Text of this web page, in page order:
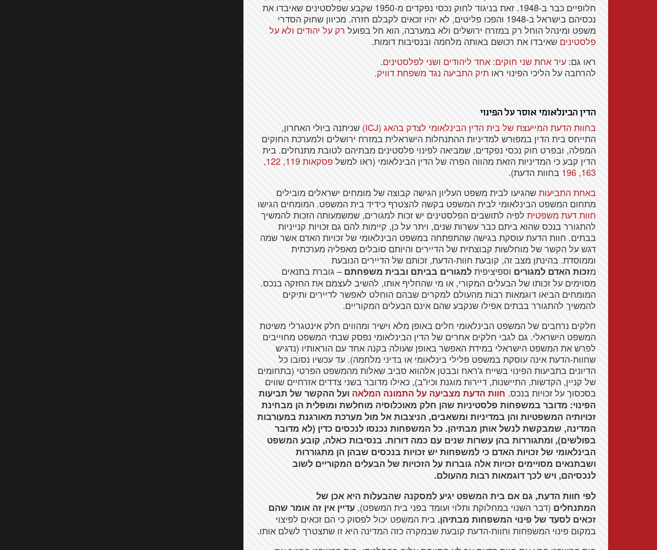
חלופיים כבר ב-1948. זאת בניגוד לחוק נכסי נפקדים מ-1950 שקבע שפלסטינים שאיבדו את
נכסיהם בישראל ב-1948 והפכו פליטים, לא יהיו זכאים לקבלם חזרה. מכיוון שחוק הסדרי
משפט ומינהל הוחל רק במזרח ירושלים ולא במערבה, הוא חל בפועל רק על יהודים ולא על
פלסטינים שאיבדו את רכושם באותה מלחמה ובנסיבות דומות.
ראו גם: עיר אחת שני חוקים: אחד ליהודים ושני לפלסטינים.
להרחבה על הליכי הפינוי ראו תיק התביעה נגד משפחת דוויק.
הדין הבינלאומי אוסר על הפינוי
בחוות הדעת המייעצת של בית הדין הבינלאומי לצדק בהאג (ICJ)
שניתנה ביולי האחרון,
התייחס בית הדין במפורש למדיניות ההתנחלות הישראלית במזרח ירושלים ולמערכת החוקים
המפלה, ובפרט חוק נכסי נפקדים, שמביאה לפינוי פלסטינים מבתיהם לטובת מתנחלים. בית
הדין קבע כי המדיניות הזאת מהווה הפרה של הדין הבינלאומי (ראו למשל
פסקאות 119, 122,
163, 196
בחוות הדעת).
באחת התביעותשהגיעו לבית משפט העליון הגישה קבוצה של מומחים ישראלים מובילים
מתחום המשפט הבינלאומי לבית המשפט בקשה להצטרף כידיד בית המשפט. המומחים הגישו
חוות דעת משפטית לפיה לתושבים הפלסטינים יש זכות למגורים, שמשמעותה הזכות להמשיך
להתגורר בנכס שהוא ביתם כבר עשרות שנים, ויתר על כן, קיימות להם גם זכויות קנייניות
בבתים. חוות הדעת עוסקת בגישה שהתפתחה במשפט הבינלאומי של זכויות האדם אשר שמה
דגש על הקשר של מוחלשות קבוצתית של הדיירים והיותם סובלים מאפליה מערכתית
וממוסדת. בהינתן מצב זה, קובעת חוות-הדעת, זכותם של הדיירים הנובעת
מזכות האדם למגורים וספיציפיתלמגורים בביתם ובבית משפחתם – גוברת בתנאים
מסוימים על זכותו של הבעלים המקורי, או מי שהחליף אותו, להשיב לעצמם את החזקה בנכס.
המומחים הביאו דוגמאות רבות מהעולם למקרים שבהם הוחלט לאפשר לדיירים ותיקים
להמשיך להתגורר בבתים אפילו שנקבע שהם אינם הבעלים המקוריים.
חלקים נרחבים של המשפט הבינלאומי חלים באופן מלא וישיר ומהווים חלק אינטגרלי משיטת
המשפט הישראלי. גם לגבי חלקים אחרים של הדין הבינלאומי נפסק שבתי המשפט מחוייבים
לפרש את המשפט הישראלי במידת האפשר באופן שעולה בקנה אחד עם הוראותיו (נדגיש
שחוות-הדעת אינה עוסקת במשפט פלילי בינלאומי או בדיני מלחמה). עד עכשיו נסובו כל
הדיונים בתביעות הפינוי בשייח ג'ראח ובבטן אלהווא סביב שאלות מהמשפט הפרטי (בתחומים
של קניין, הקדשות, התיישנות, דיירות מוגנת וכיו"ב), כאילו מדובר בשני צדדים אזרחיים שווים
בסכסוך על זכויות בנכס. חוות הדעת מצביעה על התמונה המלאה ועל ההקשר של תביעות
הפינוי: מדובר במשפחות פלסטיניות שהן חלק מאוכלוסיה מוחלשת ומופלית הן מבחינת
זכויותיה המשפטיות והן במדיניות ומשאבים, הניצבות אל מול מערכת מאורגנת במעורבות
המדינה, שמבקשת לנשל אותן מבתיהן. כל המשפחות נכנסו לנכסים כדין (לא מדובר
בפולשים), ומתגוררות בהן עשרות שנים עם כמה דורות. בנסיבות כאלה, קובע המשפט
הבינלאומי של זכויות האדם כי למשפחות יש זכויות בנכסים שבהן הן מתגוררות
ושבתנאים מסויימים זכויות אלה גוברות על הזכויות של הבעלים המקוריים לשוב
לנכסיהם, ויש לכך דוגמאות רבות מהעולם.
לפי חוות הדעת, גם אם בית המשפט יגיע למסקנה שהבעלות היא אכן של
המתנחלים (דבר השנוי במחלוקת ותלוי ועומד בפני בית המשפט), עדיין אין זה אומר שהם
זכאים לסעד של פינוי המשפחות מבתיהן. בית המשפט יכול לפסוק כי הם זכאים לפיצוי
במקום פינוי המשפחות וחוות-הדעת קובעת שבמקרה כזה המדינה היא זו שתצטרך לשלם אותו.